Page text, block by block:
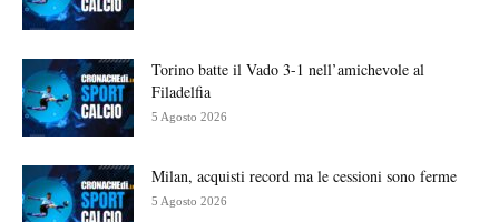
Torino batte il Vado 3-1 nell’amichevole al
Filadelfia
5 Agosto 2026
Milan, acquisti record ma le cessioni sono ferme
5 Agosto 2026